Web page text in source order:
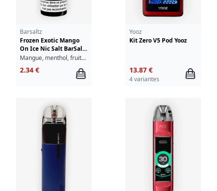
Barsaltz
Frozen Exotic Mango
On Ice Nic Salt BarSaltz
Ruthless 10ml
Mangue, menthol, fruits tropicaux, fraîcheur
2.34 €
Yooz
Kit Zero V5 Pod Yooz
13.87 €
4 variantes